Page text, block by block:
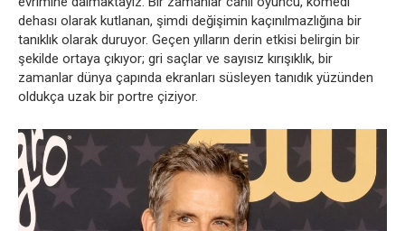
dehası olarak kutlanan, şimdi değişimin kaçınılmazlığına bir
tanıklık olarak duruyor. Geçen yılların derin etkisi belirgin bir
şekilde ortaya çıkıyor; gri saçlar ve sayısız kırışıklık, bir
zamanlar dünya çapında ekranları süsleyen tanıdık yüzünden
oldukça uzak bir portre çiziyor.